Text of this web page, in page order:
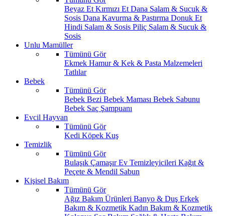
Beyaz Et Kırmızı Et Dana Salam & Sucuk &
Sosis Dana Kavurma & Pastırma Donuk Et
Hindi Salam & Sosis Piliç Salam & Sucuk &
Sosis
Unlu Mamüller
Tümünü Gör
Ekmek Hamur & Kek & Pasta Malzemeleri
Tatlılar
Bebek
Tümünü Gör
Bebek Bezi Bebek Maması Bebek Sabunu
Bebek Saç Şampuanı
Evcil Hayvan
Tümünü Gör
Kedi Köpek Kuş
Temizlik
Tümünü Gör
Bulaşık ÇamaşırEv Temizleyicileri Kağıt &
Peçete & Mendil Sabun
Kişisel Bakım
Tümünü Gör
Ağız Bakım Ürünleri Banyo & Duş Erkek
Bakım & Kozmetik Kadın Bakım & Kozmetik